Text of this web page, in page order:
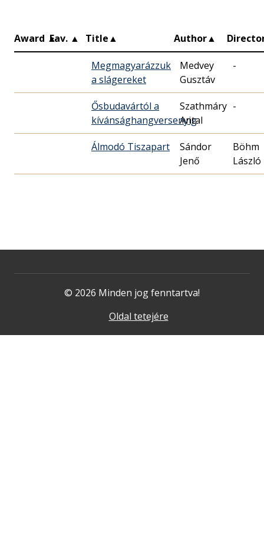
Award ▲
Fav. ▲ Title▲ Author▲
Megmagyarázzuk
a slágereket
Medvey
Gusztáv
-
Ősbudavártól a
kívánsághangversenyig
Szathmáry
Antal
-
Álmodó Tiszapart
Sándor
Jenő
Böhm
László
© 2026 Minden jog fenntartva!
Oldal tetejére